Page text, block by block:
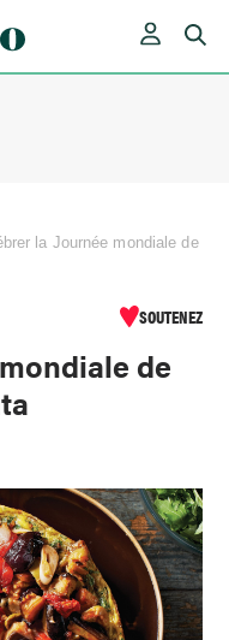
la Journée mondiale de
SOUTENEZ
de